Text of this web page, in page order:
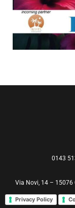
0143
Via Novi, 14 – 15076
Privacy Policy